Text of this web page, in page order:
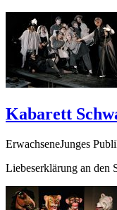
Kabarett
ErwachseneJunges
Liebeserklärung an den